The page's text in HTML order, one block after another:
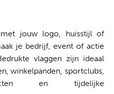
met jouw logo, huisstijl of
je bedrijf, event of actie
vlaggen zijn ideaal
winkelpanden, sportclubs,
en tijdelijke